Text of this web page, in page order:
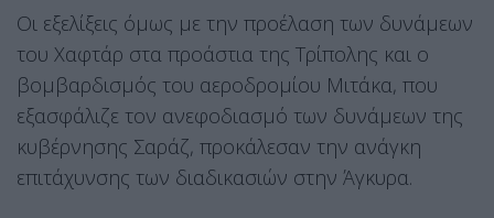
Οι εξελίξεις όμως με την προέλαση των δυνάμεων
του Χαφτάρ στα προάστια της Τρίπολης και ο
βομβαρδισμός του αεροδρομίου Μιτάκα, που
εξασφάλιζε τον ανεφοδιασμό των δυνάμεων της
κυβέρνησης Σαράζ, προκάλεσαν την ανάγκη
επιτάχυνσης των διαδικασιών στην Άγκυρα.